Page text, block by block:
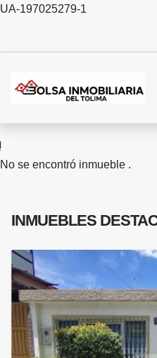
UA-197025279-1
No se encontró inmueble .
INMUEBLES